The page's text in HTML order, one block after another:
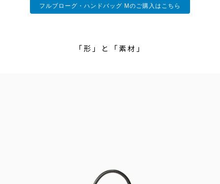
フルブローグ・ハンドバッグ Mのご購入はこちら
「形」と「素材」